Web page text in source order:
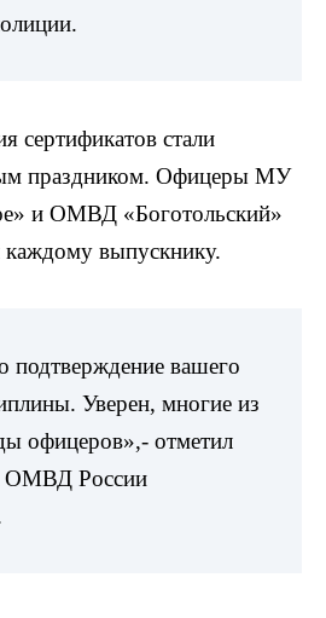
сертификатов стали
праздником. Офицеры МУ
и ОМВД «Боготольский»
выпускнику.
подтверждение вашего
Уверен, многие из
офицеров»,- отметил
ОМВД России